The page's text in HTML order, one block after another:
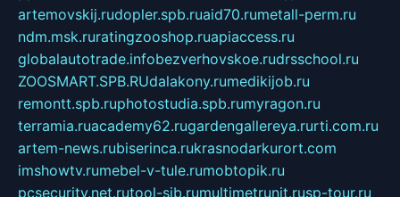
artemovskij.rudopler.spb.ruaid70.rumetall-perm.ru
ndm.msk.ruratingzooshop.ruapiaccess.ru
globalautotrade.infobezverhovskoe.rudrsschool.ru
ZOOSMART.SPB.RUdalakony.rumedikijob.ru
remontt.spb.ruphotostudia.spb.rumyragon.ru
terramia.ruacademy62.rugardengallereya.rurti.com.ru
artem-news.rubiserinca.rukrasnodarkurort.com
imshowtv.rumebel-v-tule.rumobtopik.ru
pcsecurity.net.rutool-sib.rumultimetrunit.rusp-tour.ru